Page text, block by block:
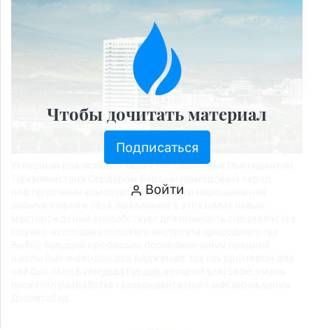
Успешной реализации задач, поставленных Президентом
нефтегазовым комплексом страны по наращиванию
Чтобы дочитать материал
Подписаться
Войти